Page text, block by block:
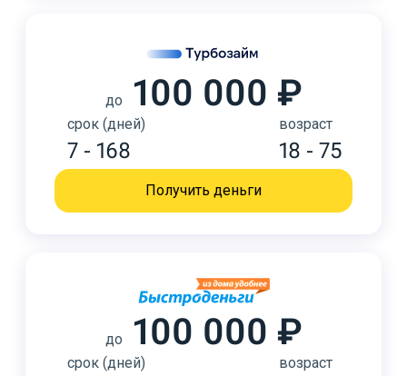
до 100 000 ₽
срок (дней)
7 - 168
возраст
18 - 75
Получить деньги
до 100 000 ₽
срок (дней) возраст